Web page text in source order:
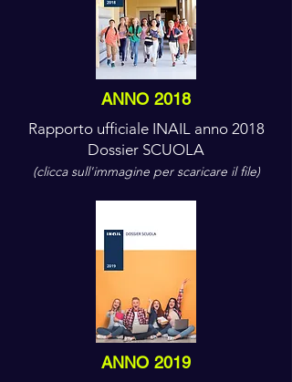
ANNO 2018
Rapporto ufficiale INAIL anno 2018
Dossier SCUOLA
(clicca sull'immagine per scaricare il file)
ANNO 2019